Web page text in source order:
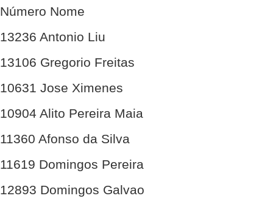
Número Nome
13236 Antonio Liu
13106 Gregorio Freitas
10631 Jose Ximenes
10904 Alito Pereira Maia
11360 Afonso da Silva
11619 Domingos Pereira
12893 Domingos Galvao